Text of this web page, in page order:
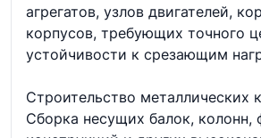
агрегатов, узлов двигателей,
корпусов, требующих точного
устойчивости к срезающим
Строительство металлических
Сборка несущих балок,